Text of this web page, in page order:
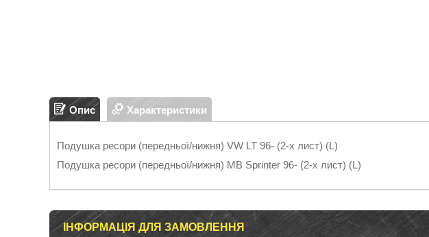
Опис Характеристики
Подушка ресори (передньої/нижня) VW LT 96- (2-х лист) (L)
Подушка ресори (передньої/нижня) MB Sprinter 96- (2-х лист) (L)
ІНФОРМАЦІЯ ДЛЯ ЗАМОВЛЕННЯ